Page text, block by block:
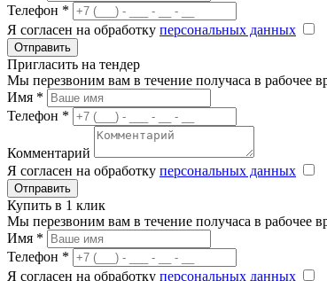
Телефон *
Я согласен на обработку персональных данных
Отправить
Пригласить на тендер
Мы перезвоним вам в течение получаса в рабочее
Имя *
Телефон *
Комментарий
Я согласен на обработку персональных данных
Отправить
Купить в 1 клик
Мы перезвоним вам в течение получаса в рабочее
Имя *
Телефон *
Я согласен на обработку персональных данных